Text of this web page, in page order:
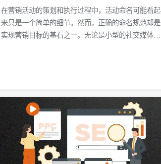
含义每次核心
在营销活动的策划和执行过程中，活动命名可能看起
来只是一个简单的细节。然而，正确的命名规范却是
实现营销目标的基石之一。无论是小型的社交媒体广
系，以及在实际应用中如何避免常见的命名陷阱。为
什么命名规范至关重要？1. 提升团队协作营销活动
往往涉及不同团队的合作，包括创意团队、数据分析
师、广告购买员等。如果每个团队都使用不同的命名
方式，项目管理和沟通将变得复杂且容易出错。统一
的命名规范提供了一个共同的语言，使得不同职能的
了解更多